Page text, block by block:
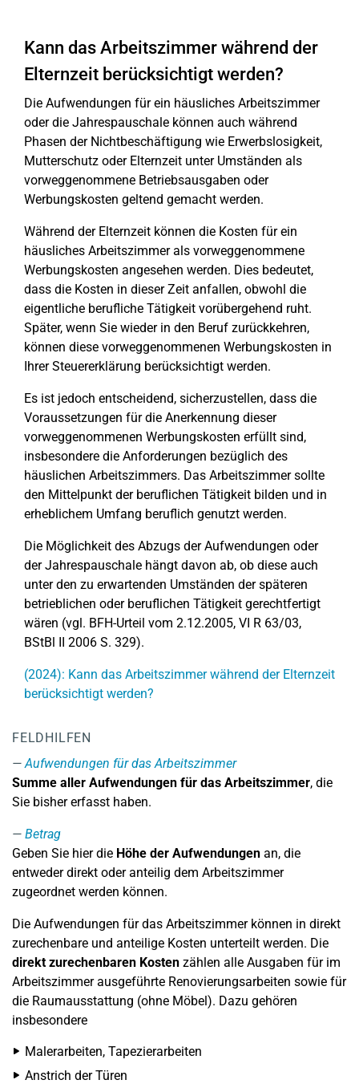
Kann das Arbeitszimmer während der
Elternzeit berücksichtigt werden?
Die Aufwendungen für ein häusliches Arbeitszimmer
oder die Jahrespauschale können auch während
Phasen der Nichtbeschäftigung wie Erwerbslosigkeit,
Mutterschutz oder Elternzeit unter Umständen als
vorweggenommene Betriebsausgaben oder
Werbungskosten geltend gemacht werden.
Während der Elternzeit können die Kosten für ein
häusliches Arbeitszimmer als vorweggenommene
Werbungskosten angesehen werden. Dies bedeutet,
dass die Kosten in dieser Zeit anfallen, obwohl die
eigentliche berufliche Tätigkeit vorübergehend ruht.
Später, wenn Sie wieder in den Beruf zurückkehren,
können diese vorweggenommenen Werbungskosten in
Ihrer Steuererklärung berücksichtigt werden.
Es ist jedoch entscheidend, sicherzustellen, dass die
Voraussetzungen für die Anerkennung dieser
vorweggenommenen Werbungskosten erfüllt sind,
insbesondere die Anforderungen bezüglich des
häuslichen Arbeitszimmers. Das Arbeitszimmer sollte
den Mittelpunkt der beruflichen Tätigkeit bilden und in
erheblichem Umfang beruflich genutzt werden.
Die Möglichkeit des Abzugs der Aufwendungen oder
der Jahrespauschale hängt davon ab, ob diese auch
unter den zu erwartenden Umständen der späteren
betrieblichen oder beruflichen Tätigkeit gerechtfertigt
wären (vgl. BFH-Urteil vom 2.12.2005, VI R 63/03,
BStBl II 2006 S. 329).
(2024): Kann das Arbeitszimmer während der Elternzeit
berücksichtigt werden?
FELDHILFEN
Aufwendungen für das Arbeitszimmer
Summe aller Aufwendungen für das Arbeitszimmer, die
Sie bisher erfasst haben.
Betrag
Geben Sie hier die Höhe der Aufwendungen an, die
entweder direkt oder anteilig dem Arbeitszimmer
zugeordnet werden können.
Die Aufwendungen für das Arbeitszimmer können in direkt
zurechenbare und anteilige Kosten unterteilt werden. Die
direkt zurechenbaren Kosten zählen alle Ausgaben für im
Arbeitszimmer ausgeführte Renovierungsarbeiten sowie für
die Raumausstattung (ohne Möbel). Dazu gehören
insbesondere
Malerarbeiten, Tapezierarbeiten
Anstrich der Türen